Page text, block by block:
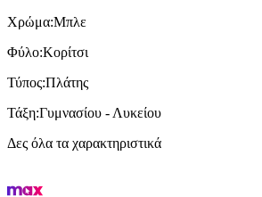
Χρώμα:Μπλε
Φύλο:Κορίτσι
Τύπος:Πλάτης
Τάξη:Γυμνασίου - Λυκείου
Δες όλα τα χαρακτηριστικά